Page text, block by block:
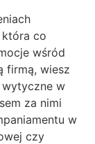
co
wśród
firmą, wiesz
wytyczne w
za nimi
w
czy